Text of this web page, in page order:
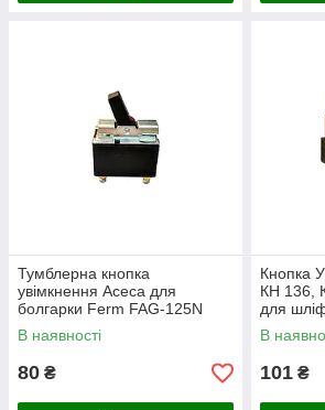
Тумблерна кнопка
увімкнення Асеса для
болгарки Ferm FAG-125N
В наявності
80 ₴
Кнопка
КН 136,
для
В
101 ₴